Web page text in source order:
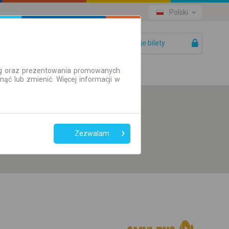
Polski
Twoje bilety
przesiadek
Tylko bilet online
oraz prezentowania promowanych
lub zmienić. Więcej informacji w
Zezwalam